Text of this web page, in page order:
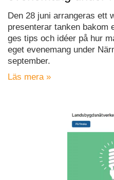
Den 28 juni arrangeras ett
presenterar tanken bakom
ges tips och idéer på hur
eget evenemang under
september.
Läs mera »